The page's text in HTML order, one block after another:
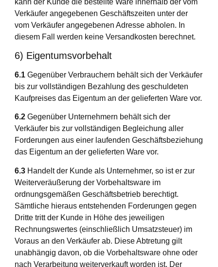
Verkäufer angegebenen Geschäftszeiten unter der
vom Verkäufer angegebenen Adresse abholen. In
diesem Fall werden keine Versandkosten berechnet.
6) Eigentumsvorbehalt
6.1 Gegenüber Verbrauchern behält sich der Verkäufer
bis zur vollständigen Bezahlung des geschuldeten
Kaufpreises das Eigentum an der gelieferten Ware vor.
6.2 Gegenüber Unternehmern behält sich der
Verkäufer bis zur vollständigen Begleichung aller
Forderungen aus einer laufenden Geschäftsbeziehung
das Eigentum an der gelieferten Ware vor.
6.3 Handelt der Kunde als Unternehmer, so ist er zur
Weiterveräußerung der Vorbehaltsware im
ordnungsgemäßen Geschäftsbetrieb berechtigt.
Sämtliche hieraus entstehenden Forderungen gegen
Dritte tritt der Kunde in Höhe des jeweiligen
Rechnungswertes (einschließlich Umsatzsteuer) im
Voraus an den Verkäufer ab. Diese Abtretung gilt
unabhängig davon, ob die Vorbehaltsware ohne oder
nach Verarbeitung weiterverkauft worden ist. Der